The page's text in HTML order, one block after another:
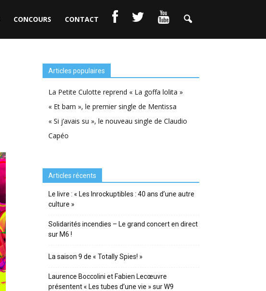
CONCOURS CONTACT
Articles populaires
La Petite Culotte reprend « La goffa lolita »
« Et bam », le premier single de Mentissa
« Si j’avais su », le nouveau single de Claudio
Capéo
Articles récents
Le livre : « Les Inrockuptibles : 40 ans d’une autre
culture »
Solidarités incendies – Le grand concert en direct
sur M6 !
La saison 9 de « Totally Spies! »
Laurence Boccolini et Fabien Lecœuvre
présentent « Les tubes d’une vie » sur W9